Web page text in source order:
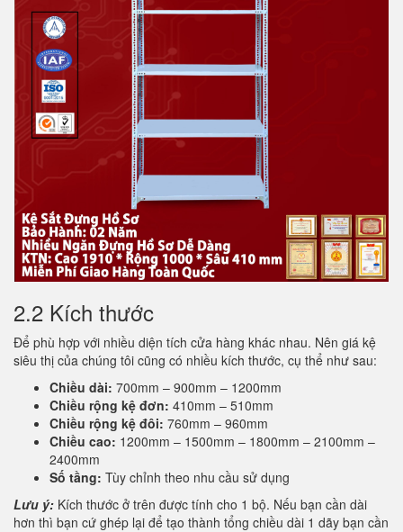
2.2 Kích thước
Để phù hợp với nhiều diện tích cửa hàng khác nhau. Nên giá kệ
siêu thị của chúng tôi cũng có nhiều kích thước, cụ thể như sau:
Chiều dài: 700mm – 900mm – 1200mm
Chiều rộng kệ đơn: 410mm – 510mm
Chiều rộng kệ đôi: 760mm – 960mm
Chiều cao: 1200mm – 1500mm – 1800mm – 2100mm –
2400mm
Số tầng: Tùy chỉnh theo nhu cầu sử dụng
Lưu ý: Kích thước ở trên được tính cho 1 bộ. Nếu bạn cần dài
hơn thì bạn cứ ghép lại để tạo thành tổng chiều dài 1 dãy bạn cần